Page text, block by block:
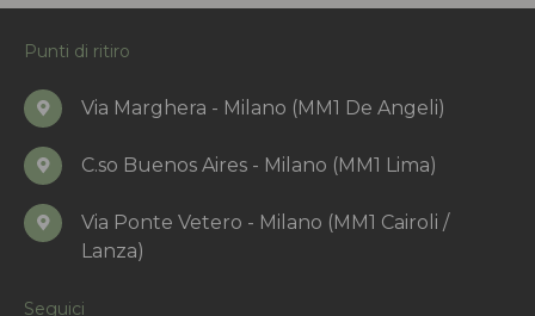
Punti di ritiro
Via Marghera - Milano (MM1 De Angeli)
C.so Buenos Aires - Milano (MM1 Lima)
Via Ponte Vetero - Milano (MM1 Cairoli /
Lanza)
Seguici